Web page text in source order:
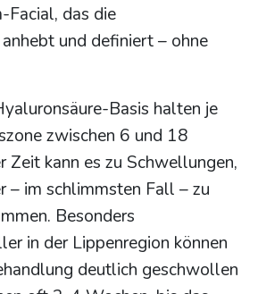
Facial, das die
und definiert – ohne
Basis halten je
zwischen 6 und 18
Zeit kann es zu Schwellungen,
– im schlimmsten Fall – zu
Besonders
in der Lippenregion können
deutlich geschwollen